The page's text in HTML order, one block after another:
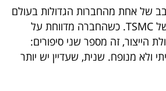
של אחת מהחברות הגדולות בעולם
עובר דרך המפעלים של TSMC. כשהחברה מדווחת על
הייצור, זה מספר שני סיפורים:
ולא מנופח. שנית, שעדיין יש יותר